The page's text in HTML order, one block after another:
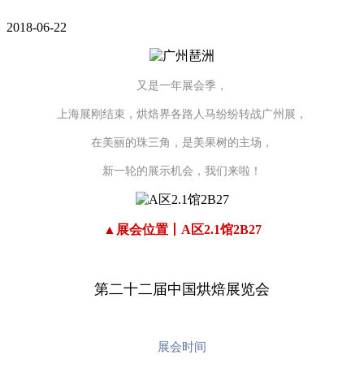
2018-06-22
又是一年展会季，
上海展刚结束，烘焙界各路人马纷纷转战广州展，
在美丽的珠三角，是美果树的主场，
新一轮的展示机会，我们来啦！
▲展会位置丨A区2.1馆2B27
第二十二届中国烘焙展览会
展会时间